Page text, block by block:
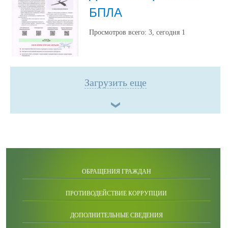
БПЛА
Просмотров всего: 3, сегодня 1
Загрузить еще
ОБРАЩЕНИЯ ГРАЖДАН
ПРОТИВОДЕЙСТВИЕ КОРРУПЦИИ
ДОПОЛНИТЕЛЬНЫЕ СВЕДЕНИЯ